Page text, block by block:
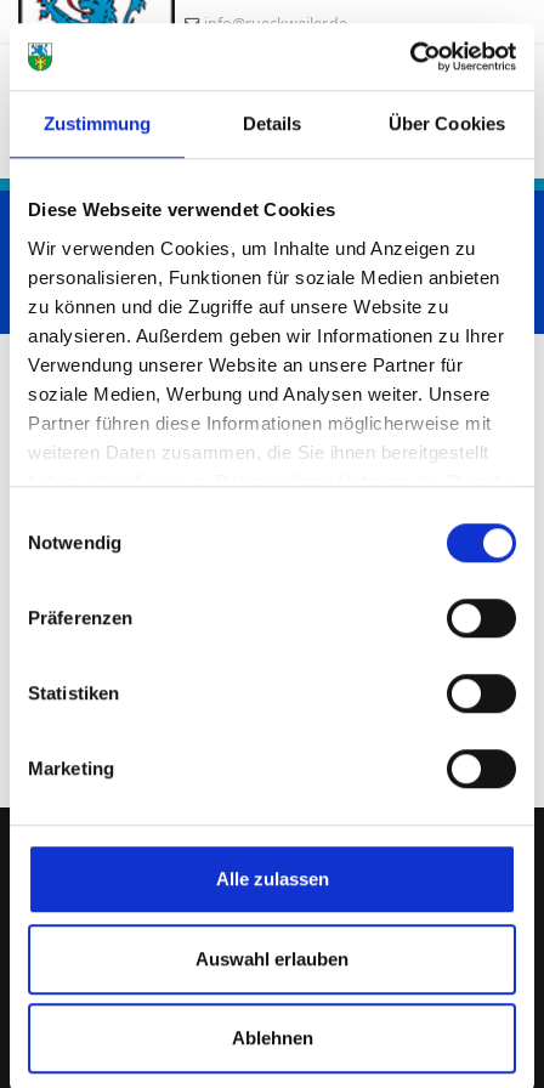
Zustimmung Details Über Cookies
Diese Webseite verwendet Cookies
Wir verwenden Cookies, um Inhalte und Anzeigen zu
personalisieren, Funktionen für soziale Medien anbieten
zu können und die Zugriffe auf unsere Website zu
analysieren. Außerdem geben wir Informationen zu Ihrer
Verwendung unserer Website an unsere Partner für
soziale Medien, Werbung und Analysen weiter. Unsere
Partner führen diese Informationen möglicherweise mit
weiteren Daten zusammen, die Sie ihnen bereitgestellt
haben oder die sie im Rahmen Ihrer Nutzung der Dienste
Notwendig
Präferenzen
Statistiken
Marketing
Alle zulassen
Auswahl erlauben
Ablehnen
info@rueckweiler.de
Es wird gesucht,...
Startseite Aktuelles Es wird gesucht,...
Es wird gesucht,... (0)
Kontakt Impressum Datenschutzverordnung
Links
© 2021 Rückweiler. Designed by S-A-Becker